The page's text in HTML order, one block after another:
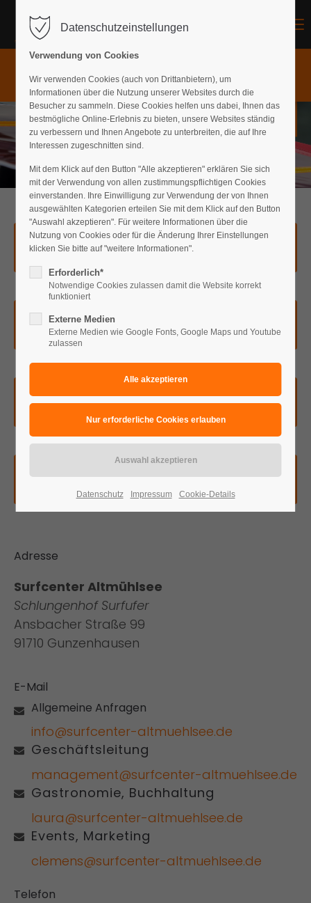
Der Eintrag "offcanvas-col1" existiert leider nicht.
Der Eintrag "offcanvas-col2" existiert leider nicht.
Der Eintrag "offcanvas-col3" existiert leider nicht.
Der Eintrag "offcanvas-col4" existiert leider nicht.
×
Wir habengeöffnet!
Gastronomie 08:30-20:30 Uhr (Warme Küche
11:00-20:00 Uhr) | Surfshop &
Fahrradvermietung 09:00-19:30 Uhr
Kontakt
Chat on WhatsApp
Nachricht schreiben
Hier findest Du uns
Adresse
Surfcenter Altmühlsee
Schlungenhof Surfufer
Ansbacher Straße 99
91710 Gunzenhausen
E-Mail
Allgemeine Anfragen
info@surfcenter-altmuehlsee.de
Geschäftsleitung
management@surfcenter-altmuehlsee.de
Gastronomie, Buchhaltung
laura@surfcenter-altmuehlsee.de
Events, Marketing
clemens@surfcenter-altmuehlsee.de
Telefon
Datenschutzeinstellungen
Verwendung von Cookies
Wir verwenden Cookies (auch von Drittanbietern), um
Informationen über die Nutzung unserer Websites durch die
Besucher zu sammeln. Diese Cookies helfen uns dabei, Ihnen das
bestmögliche Online-Erlebnis zu bieten, unsere Websites ständig
zu verbessern und Ihnen Angebote zu unterbreiten, die auf Ihre
Interessen zugeschnitten sind.
Mit dem Klick auf den Button "Alle akzeptieren" erklären Sie sich
mit der Verwendung von allen zustimmungspflichtigen Cookies
einverstanden. Ihre Einwilligung zur Verwendung der von Ihnen
ausgewählten Kategorien erteilen Sie mit dem Klick auf den Button
"Auswahl akzeptieren". Für weitere Informationen über die
Nutzung von Cookies oder für die Änderung Ihrer Einstellungen
klicken Sie bitte auf "weitere Informationen".
Erforderlich*
Notwendige Cookies zulassen damit die Website korrekt
funktioniert
Externe Medien
Externe Medien wie Google Fonts, Google Maps und Youtube
zulassen
Datenschutz Impressum Cookie-Details